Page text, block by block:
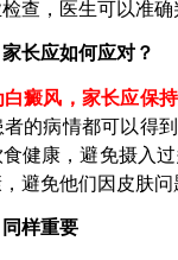
查，医生可以准
长应如何应对？
癜风，家长应保
的病情都可以得
健康，避免摄入
避免他们因皮肤问
样重要